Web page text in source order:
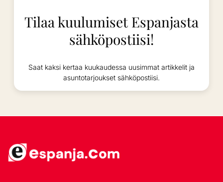
Tilaa kuulumiset Espanjasta
sähköpostiisi!
Saat kaksi kertaa kuukaudessa uusimmat artikkelit ja
asuntotarjoukset sähköpostiisi.